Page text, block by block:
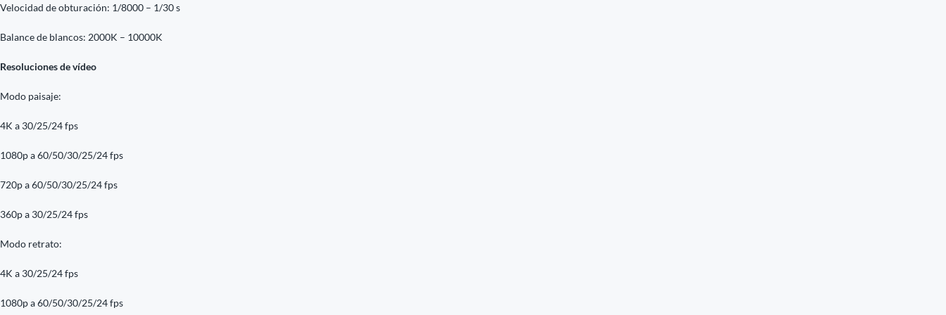
Velocidad de obturación: 1/8000 – 1/30 s
Balance de blancos: 2000K – 10000K
Resoluciones de vídeo
Modo paisaje:
4K a 30/25/24 fps
1080p a 60/50/30/25/24 fps
720p a 60/50/30/25/24 fps
360p a 30/25/24 fps
Modo retrato:
4K a 30/25/24 fps
1080p a 60/50/30/25/24 fps